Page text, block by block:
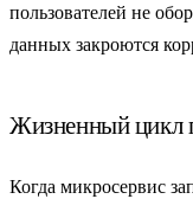
пользователей не
данных закроются
Жизненный цикл
Когда микросервис